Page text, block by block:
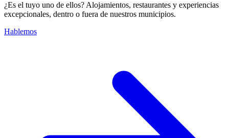
¿Es el tuyo uno de ellos? Alojamientos, restaurantes y experiencias
excepcionales, dentro o fuera de nuestros municipios.
Hablemos